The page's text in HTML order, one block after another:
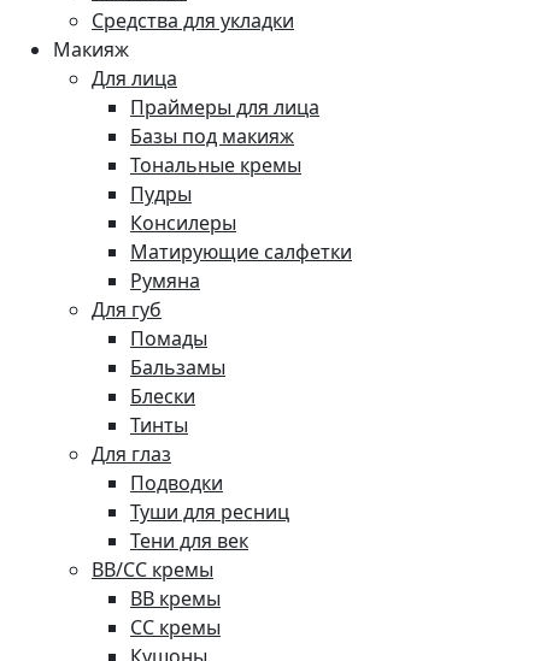
Средства для укладки
Макияж
Для лица
Праймеры для лица
Базы под макияж
Тональные кремы
Пудры
Консилеры
Матирующие салфетки
Румяна
Для губ
Помады
Бальзамы
Блески
Тинты
Для глаз
Подводки
Туши для ресниц
Тени для век
BB/CC кремы
BB кремы
СС кремы